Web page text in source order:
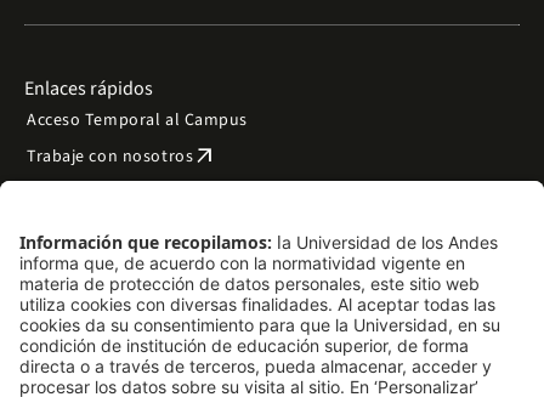
Enlaces rápidos
Acceso Temporal al Campus
Trabaje con nosotrosarrow_outward
Preguntas frecuentes
Filantropía y donacionesarrow_outward
Mapa del sitio arrow_outward